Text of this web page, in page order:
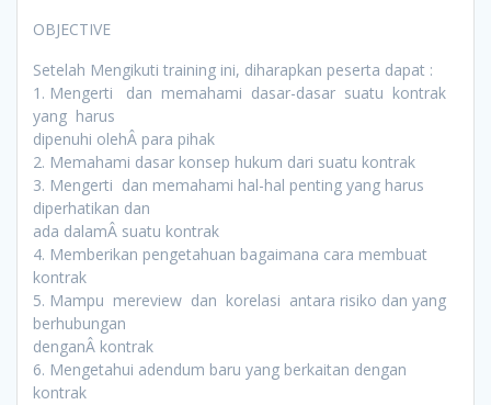
OBJECTIVE
Setelah Mengikuti training ini, diharapkan peserta dapat :
1. Mengerti dan memahami dasar-dasar suatu kontrak
yang harus
dipenuhi olehÂ para pihak
2. Memahami dasar konsep hukum dari suatu kontrak
3. Mengerti dan memahami hal-hal penting yang harus
diperhatikan dan
ada dalamÂ suatu kontrak
4. Memberikan pengetahuan bagaimana cara membuat
kontrak
5. Mampu mereview dan korelasi antara risiko dan yang
berhubungan
denganÂ kontrak
6. Mengetahui adendum baru yang berkaitan dengan
kontrak